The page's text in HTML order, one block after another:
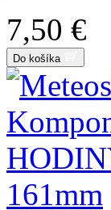
7,50 €
Do košíka